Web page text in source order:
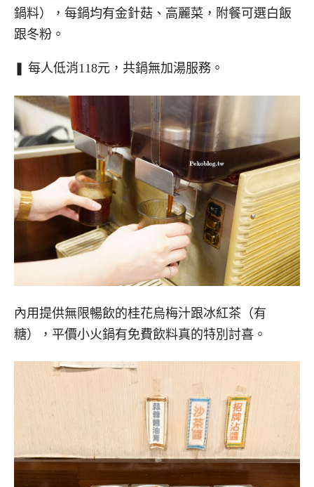
鍋料），每鍋均有金針菇、高麗菜，附餐可選白飯
跟冬粉。
❚ 每人低消118元，共鍋無加湯服務。
內用提供無限暢飲的桂花烏梅汁跟冰紅茶（有
糖），平價小火鍋有免費飲料真的特別討喜。